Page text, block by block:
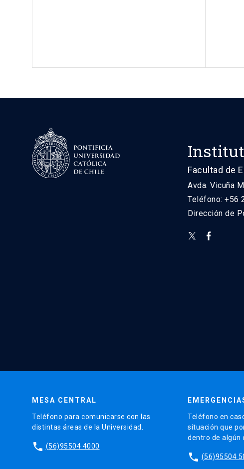
Facultad de
Avda. Vicuña
Teléfono: +56
Dirección de
MESA CENTRAL
Teléfono para comunicarse con las
distintas áreas de la Universidad.
phone (56)95504 4000
Teléfono en
situación que
dentro de algún
phone (56)95504